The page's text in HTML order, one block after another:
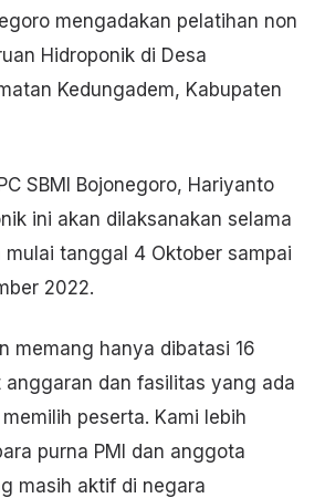
mengadakan pelatihan non
Hidroponik di Desa
Kedungadem, Kabupaten
SBMI Bojonegoro, Hariyanto
ini akan dilaksanakan selama
tanggal 4 Oktober sampai
2022.
memang hanya dibatasi 16
dan fasilitas yang ada
peserta. Kami lebih
purna PMI dan anggota
masih aktif di negara